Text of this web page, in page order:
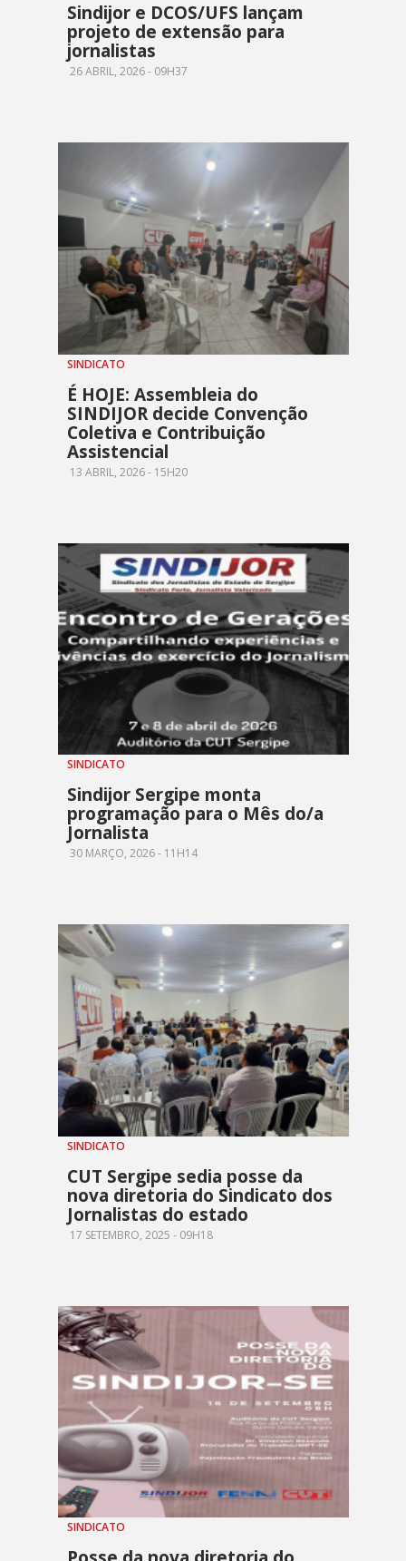
Sindijor e DCOS/UFS lançam
projeto de extensão para
jornalistas
26 ABRIL, 2026 - 09H37
SINDICATO
É HOJE: Assembleia do
SINDIJOR decide Convenção
Coletiva e Contribuição
Assistencial
13 ABRIL, 2026 - 15H20
SINDICATO
Sindijor Sergipe monta
programação para o Mês do/a
Jornalista
30 MARÇO, 2026 - 11H14
SINDICATO
CUT Sergipe sedia posse da
nova diretoria do Sindicato dos
Jornalistas do estado
17 SETEMBRO, 2025 - 09H18
SINDICATO